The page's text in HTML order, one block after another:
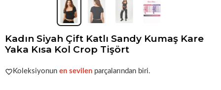
Kadın Siyah Çift Katlı Sandy Kumaş Kare
Yaka Kısa Kol Crop Tişört
Popüler seçim!Gardırobunuz için harika bir tercih.
Koleksiyonun en sevilen parçalarından biri.